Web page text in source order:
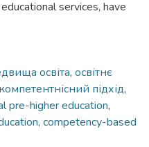
services, have
освіта, освітнє
компетентнісний підхід,
pre-higher education,
, competency-based